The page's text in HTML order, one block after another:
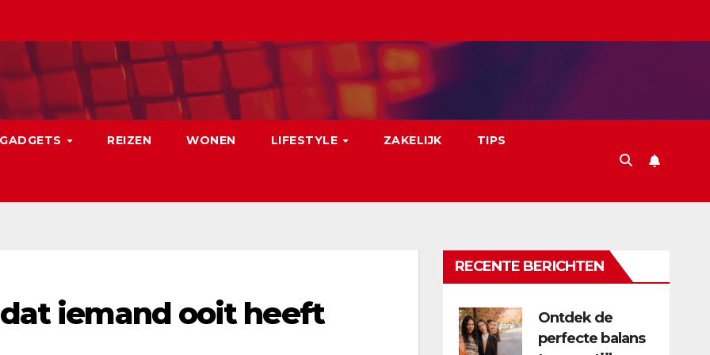
GADGETS REIZEN WONEN LIFESTYLE ZAKELIJK TIPS
iemand ooit heeft
RECENTE BERICHTEN
Ontdek de
perfecte balans